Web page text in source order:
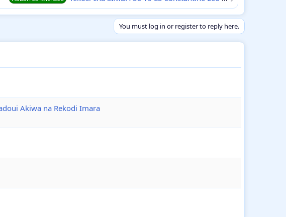
You must log in or register to reply here.
Akiwa na Rekodi Imara